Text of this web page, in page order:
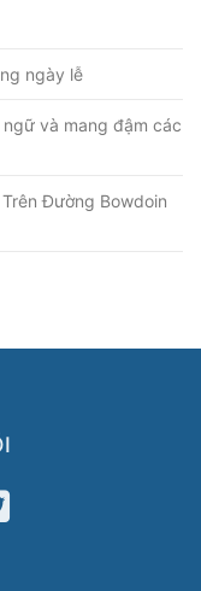
ngày lễ
và mang đậm các
Đường Bowdoin